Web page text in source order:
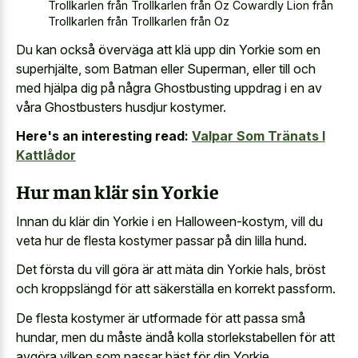
Trollkarlen från Trollkarlen från Oz Cowardly Lion från
Trollkarlen från Trollkarlen från Oz
Du kan också överväga att klä upp din Yorkie som en
superhjälte, som Batman eller Superman, eller till och
med hjälpa dig på några Ghostbusting uppdrag i en av
våra Ghostbusters husdjur kostymer.
Here's an interesting read: Valpar Som Tränats I
Kattlådor
Hur man klär sin Yorkie
Innan du klär din Yorkie i en Halloween-kostym, vill du
veta hur de flesta kostymer passar på din lilla hund.
Det första du vill göra är att mäta din Yorkie hals, bröst
och kroppslängd för att säkerställa en korrekt passform.
De flesta kostymer är utformade för att passa små
hundar, men du måste ändå kolla storlekstabellen för att